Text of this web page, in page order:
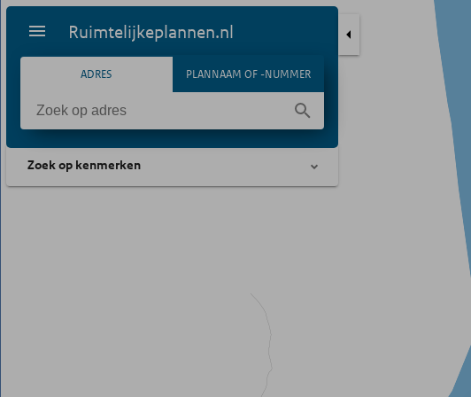
Ruimtelijkeplannen.nl
ADRES PLANNAAM OF -NUMMER
Zoek op kenmerken